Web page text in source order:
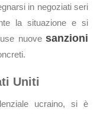
in negoziati seri
la situazione e si
nuove sanzioni
Uniti
ucraino, si è